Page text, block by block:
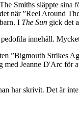
Smiths släppte
när ”Reel Around
I The Sun gick det
innehåll.
”Bigmouth Strikes
Jeanne D'Arc
har skrivit. Det är